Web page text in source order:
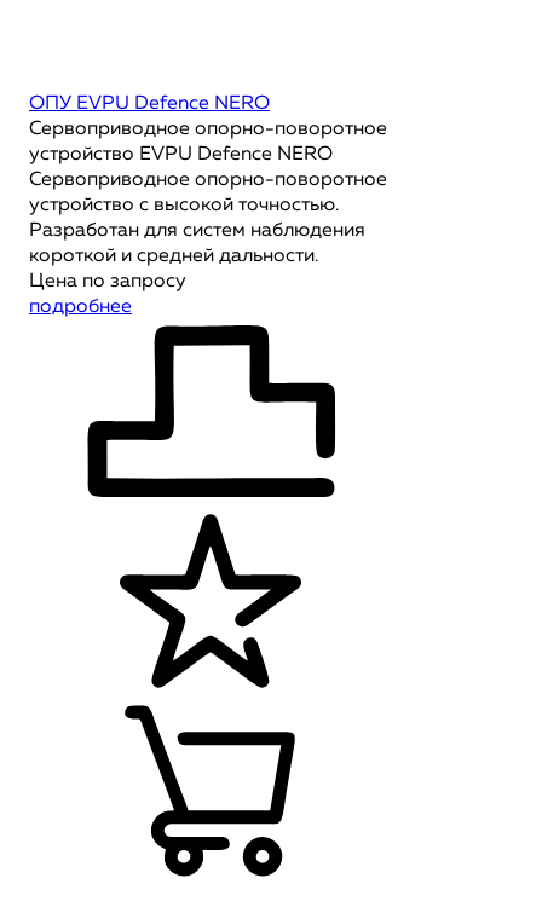
ОПУ EVPU Defence NERO
Сервоприводное опорно-поворотное
устройство EVPU Defence NERO
Сервоприводное опорно-поворотное
устройство с высокой точностью.
Разработан для систем наблюдения
короткой и средней дальности.
Цена по запросу
подробнее